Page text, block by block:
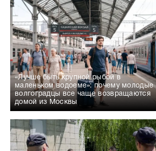
«Лучше быть крупной рыбой в
маленьком водоеме»: почему молодые
волгоградцы все чаще возвращаются
домой из Москвы